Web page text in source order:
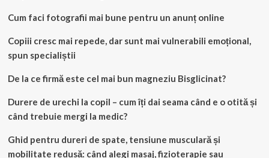
Cum faci fotografii mai bune pentru un anunț online
Copiii cresc mai repede, dar sunt mai vulnerabili emoțional,
spun specialiștii
De la ce firmă este cel mai bun magneziu Bisglicinat?
Durere de urechi la copil – cum îți dai seama când e o otită și
când trebuie mergi la medic?
Ghid pentru dureri de spate, tensiune musculară și
mobilitate redusă: când alegi masaj, fizioterapie sau